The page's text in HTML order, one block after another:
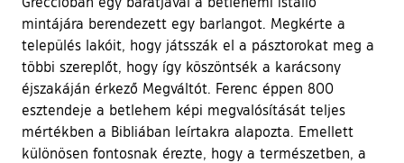
mintájára berendezett egy barlangot. Megkérte a
település lakóit, hogy játsszák el a pásztorokat meg a
többi szereplőt, hogy így köszöntsék a karácsony
éjszakáján érkező Megváltót. Ferenc éppen 800
esztendeje a betlehem képi megvalósítását teljes
mértékben a Bibliában leírtakra alapozta. Emellett
különösen fontosnak érezte, hogy a természetben, a